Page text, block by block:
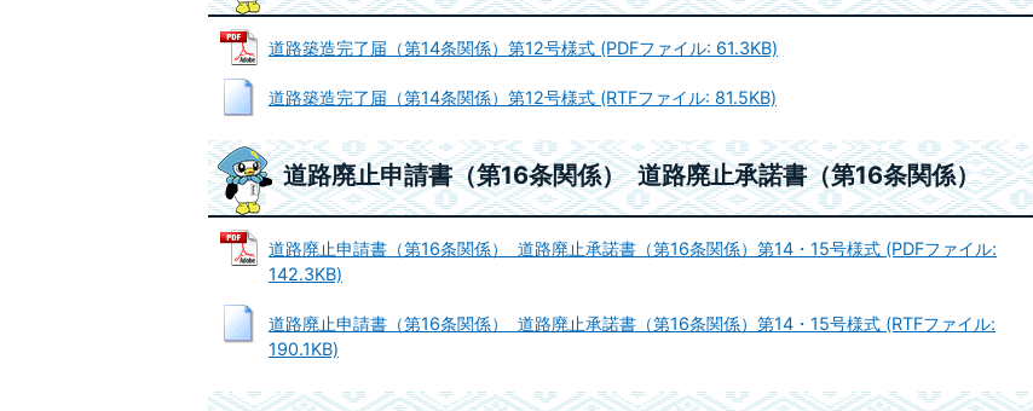
道路築造完了届（第14条関係）第12号様式 (PDFファイル: 61.3KB)
道路築造完了届（第14条関係）第12号様式 (RTFファイル: 81.5KB)
道路廃止申請書（第16条関係） 道路廃止承諾書（第16条関係）
道路廃止申請書（第16条関係） 道路廃止承諾書（第16条関係）第14・15号様式 (PDFファイル:
142.3KB)
道路廃止申請書（第16条関係） 道路廃止承諾書（第16条関係）第14・15号様式 (RTFファイル:
190.1KB)